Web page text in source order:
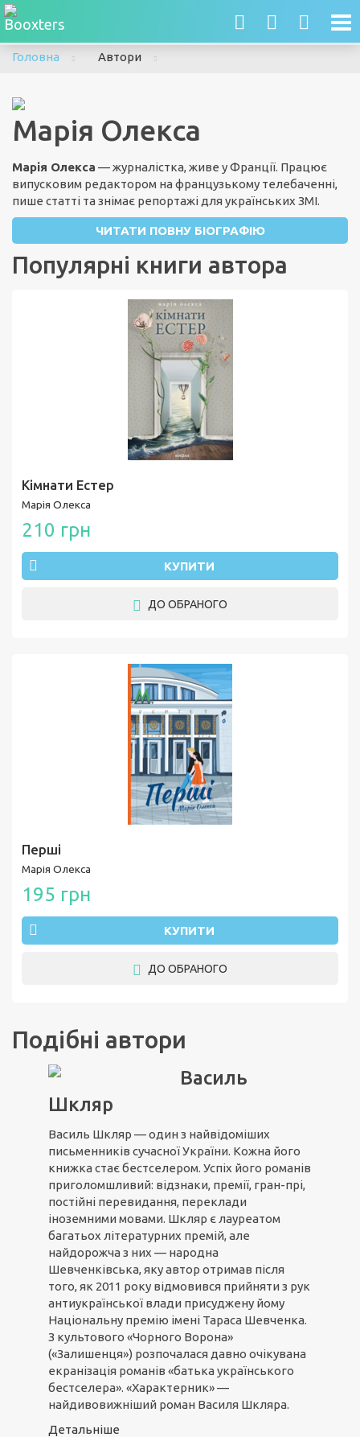
Головна
Автори
Марія Олекса
Марія Олекса — журналістка, живе у Франції. Працює
випусковим редактором на французькому телебаченні,
пише статті та знімає репортажі для українських ЗМІ.
ЧИТАТИ ПОВНУ БІОГРАФІЮ
Популярні книги автора
Кімнати Естер
Марія Олекса
210 грн
КУПИТИ
ДО ОБРАНОГО
Перші
Марія Олекса
195 грн
КУПИТИ
ДО ОБРАНОГО
Подібні автори
Василь
Шкляр
Василь Шкляр — один з найвідоміших
письменників сучасної України. Кожна його
книжка стає бестселером. Успіх його романів
приголомшливий: відзнаки, премії, гран-прі,
постійні перевидання, переклади
іноземними мовами. Шкляр є лауреатом
багатьох літературних премій, але
найдорожча з них — народна
Шевченківська, яку автор отримав після
того, як 2011 року відмовився прийняти з рук
антиукраїнської влади присуджену йому
Національну премію імені Тараса Шевченка.
З культового «Чорного Ворона»
(«Залишенця») розпочалася давно очікувана
екранізація романів «батька українського
бестселера». «Характерник» —
найдивовижніший роман Василя Шкляра.
Детальніше